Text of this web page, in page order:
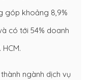
góp khoảng 8,9%
có tới 54% doanh
ngành dịch vụ